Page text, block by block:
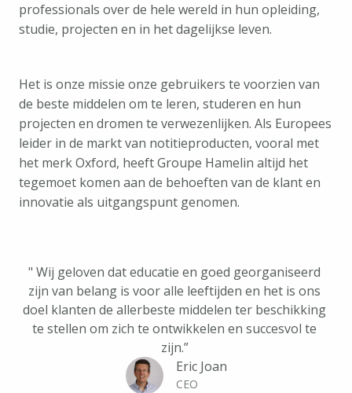
professionals over de hele wereld in hun opleiding,
studie, projecten en in het dagelijkse leven.
Het is onze missie onze gebruikers te voorzien van
de beste middelen om te leren, studeren en hun
projecten en dromen te verwezenlijken. Als Europees
leider in de markt van notitieproducten, vooral met
het merk Oxford, heeft Groupe Hamelin altijd het
tegemoet komen aan de behoeften van de klant en
innovatie als uitgangspunt genomen.
" Wij geloven dat educatie en goed georganiseerd
zijn van belang is voor alle leeftijden en het is ons
doel klanten de allerbeste middelen ter beschikking
te stellen om zich te ontwikkelen en succesvol te
zijn.”
Eric Joan
CEO